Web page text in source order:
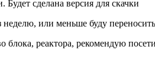
сделана версия для скачки
неделю, или меньше буду
реактора, рекомендую